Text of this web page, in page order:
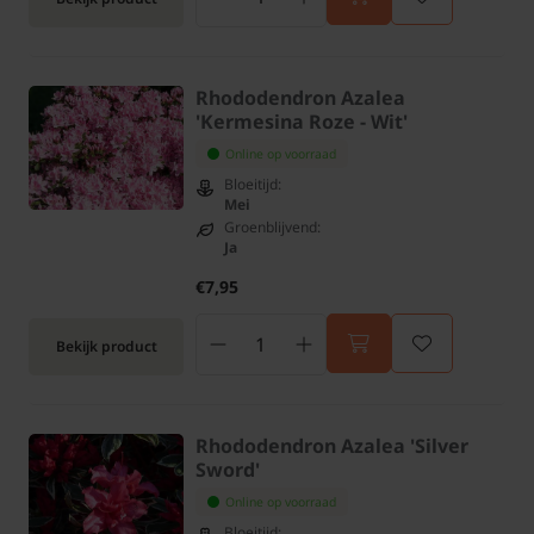
Bekijk product
Rhododendron Azalea
'Kermesina Roze - Wit'
Online op voorraad
Bloeitijd:
Mei
Groenblijvend:
Ja
€7,95
Rhododendron Azalea 'Silver
Sword'
Online op voorraad